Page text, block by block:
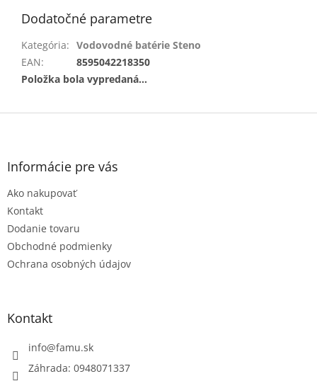
Dodatočné parametre
Kategória: Vodovodné batérie Steno
EAN:
8595042218350
Položka bola vypredaná…
Z
Informácie pre vás
Ako nakupovať
Kontakt
Dodanie tovaru
Obchodné podmienky
Ochrana osobných údajov
Kontakt
info@famu.sk
Záhrada: 0948071337